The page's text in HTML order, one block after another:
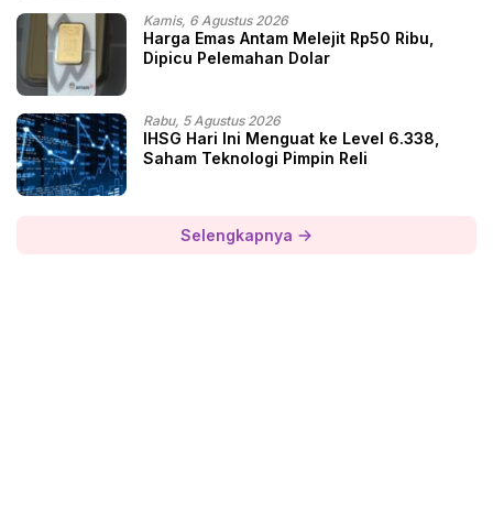
Kamis, 6 Agustus 2026
Harga Emas Antam Melejit Rp50 Ribu,
Dipicu Pelemahan Dolar
Rabu, 5 Agustus 2026
IHSG Hari Ini Menguat ke Level 6.338,
Saham Teknologi Pimpin Reli
Selengkapnya